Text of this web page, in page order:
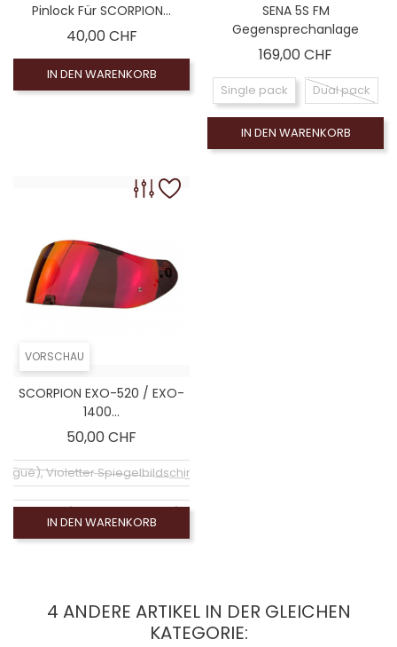
Pinlock Für SCORPION...
40,00 CHFPreis
IN DEN WARENKORB
SENA 5S FM
Gegensprechanlage
169,00 CHF
Single pack Dual pack
IN DEN WARENKORB
VORSCHAU
SCORPION EXO-520 / EXO-
1400...
50,00 CHF
Violetter Spiegelbildschirm (non homologué)
Ecran Iridium or (non homologué)
Rauchschirm 50% (non homologué)
IN DEN WARENKORB
4 ANDERE ARTIKEL IN DER GLEICHEN
KATEGORIE: